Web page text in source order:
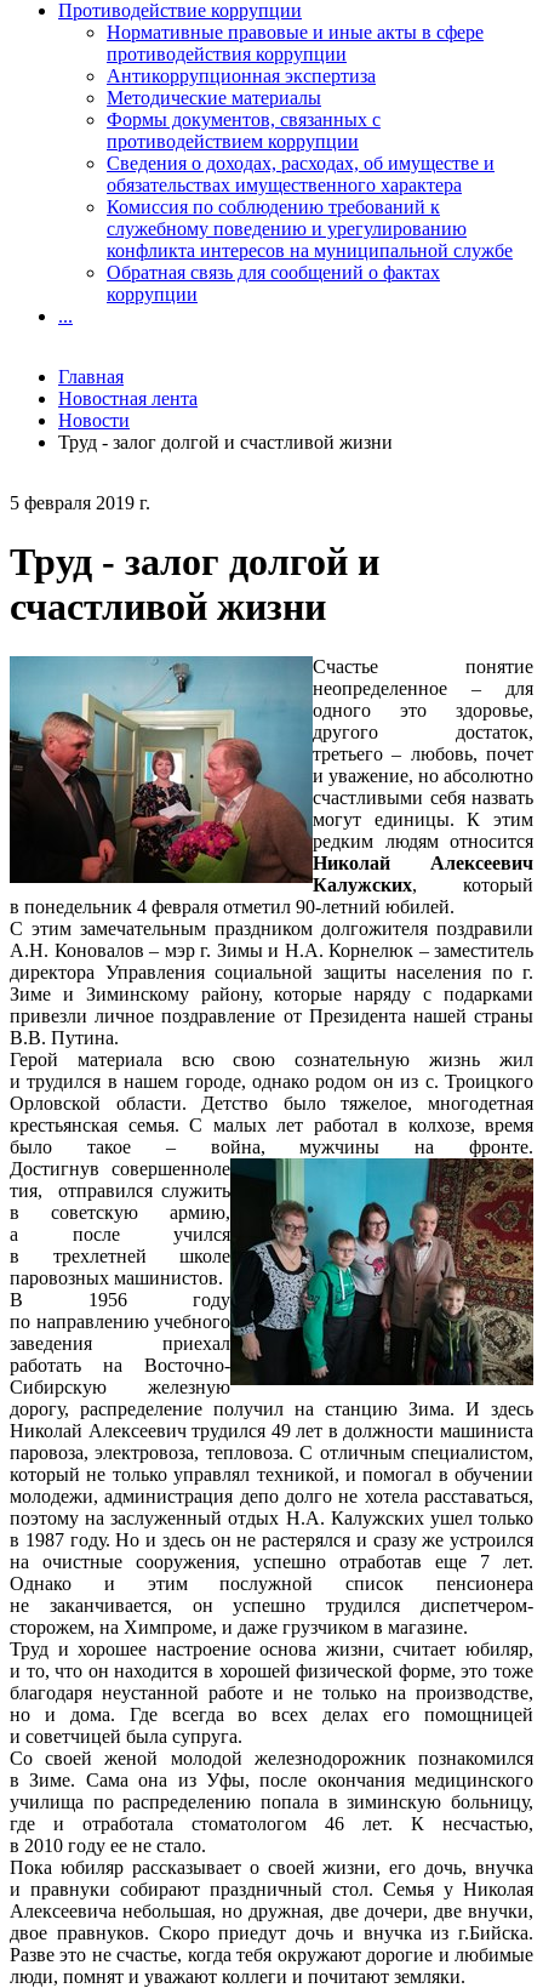
5 февраля 2019 г.
Труд - залог долгой и
счастливой жизни
Счастье понятие
неопределенное – для
одного это здоровье,
другого достаток,
третьего – любовь, почет
и уважение, но абсолютно
счастливыми себя назвать
могут единицы. К этим
редким людям относится
Николай Алексеевич
Калужских, который
в понедельник 4 февраля отметил 90-летний юбилей.
С этим замечательным праздником долгожителя поздравили
А.Н. Коновалов – мэр г. Зимы и Н.А. Корнелюк – заместитель
директора Управления социальной защиты населения по г.
Зиме и Зиминскому району, которые наряду с подарками
привезли личное поздравление от Президента нашей страны
В.В. Путина.
Герой материала всю свою сознательную жизнь жил
и трудился в нашем городе, однако родом он из с. Троицкого
Орловской области. Детство было тяжелое, многодетная
крестьянская семья. С малых лет работал в колхозе, время
было такое – война, мужчины на фронте.
Достигнув совершенноле
тия, отправился служить
в советскую армию,
а после учился
в трехлетней школе
паровозных машинистов.
В 1956 году
по направлению учебного
заведения приехал
работать на Восточно-
Сибирскую железную
дорогу, распределение получил на станцию Зима. И здесь
Николай Алексеевич трудился 49 лет в должности машиниста
паровоза, электровоза, тепловоза. С отличным специалистом,
который не только управлял техникой, и помогал в обучении
молодежи, администрация депо долго не хотела расставаться,
поэтому на заслуженный отдых Н.А. Калужских ушел только
в 1987 году. Но и здесь он не растерялся и сразу же устроился
на очистные сооружения, успешно отработав еще 7 лет.
Однако и этим послужной список пенсионера
не заканчивается, он успешно трудился диспетчером-
сторожем, на Химпроме, и даже грузчиком в магазине.
Труд и хорошее настроение основа жизни, считает юбиляр,
и то, что он находится в хорошей физической форме, это тоже
благодаря неустанной работе и не только на производстве,
но и дома. Где всегда во всех делах его помощницей
и советчицей была супруга.
Со своей женой молодой железнодорожник познакомился
в Зиме. Сама она из Уфы, после окончания медицинского
училища по распределению попала в зиминскую больницу,
где и отработала стоматологом 46 лет. К несчастью,
в 2010 году ее не стало.
Пока юбиляр рассказывает о своей жизни, его дочь, внучка
и правнуки собирают праздничный стол. Семья у Николая
Алексеевича небольшая, но дружная, две дочери, две внучки,
двое правнуков. Скоро приедут дочь и внучка из г.Бийска.
Разве это не счастье, когда тебя окружают дорогие и любимые
люди, помнят и уважают коллеги и почитают земляки.
Противодействие коррупции
Нормативные правовые и иные акты в сфере
противодействия коррупции
Антикоррупционная экспертиза
Методические материалы
Формы документов, связанных с
противодействием коррупции
Сведения о доходах, расходах, об имуществе и
обязательствах имущественного характера
Комиссия по соблюдению требований к
служебному поведению и урегулированию
конфликта интересов на муниципальной службе
Обратная связь для сообщений о фактах
коррупции
...
Главная
Новостная лента
Новости
Труд - залог долгой и счастливой жизни